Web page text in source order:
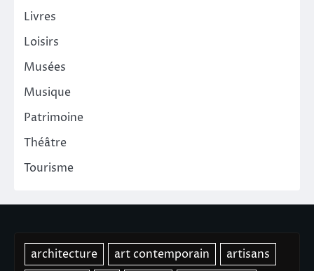
Livres
Loisirs
Musées
Musique
Patrimoine
Théâtre
Tourisme